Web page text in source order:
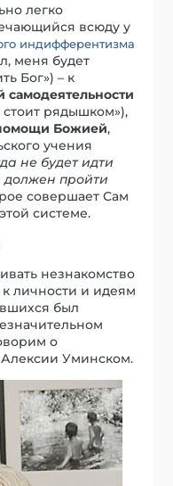
легко
всюду у
индифферентизма
меня будет
Бог») – к
стоит рядышком»),
Божией,
учения
не будет идти
должен пройти
совершает Сам
системе.
незнакомство
личности и идеям
был
о
Уминском.